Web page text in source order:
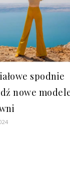
spodnie
nowe